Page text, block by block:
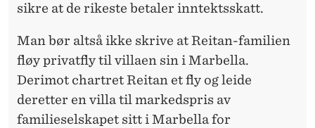
sikre at de rikeste betaler inntektsskatt.
Man bør altså ikke skrive at Reitan-familien
fløy privatfly til villaen sin i Marbella.
Derimot chartret Reitan et fly og leide
deretter en villa til markedspris av
familieselskapet sitt i Marbella for